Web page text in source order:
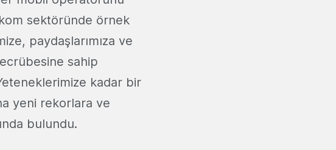
sektöründe örnek
paydaşlarımıza ve
sahip
kadar bir
yeni rekorlara ve
bulundu.